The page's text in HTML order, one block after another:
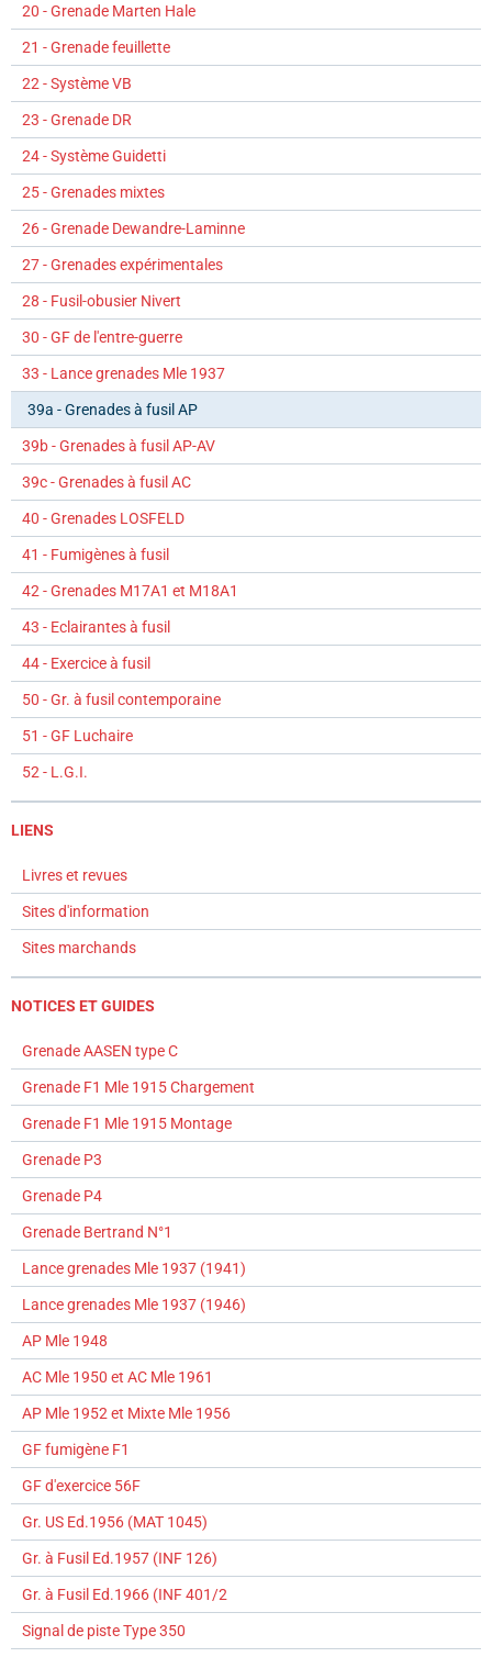
20 - Grenade Marten Hale
21 - Grenade feuillette
22 - Système VB
23 - Grenade DR
24 - Système Guidetti
25 - Grenades mixtes
26 - Grenade Dewandre-Laminne
27 - Grenades expérimentales
28 - Fusil-obusier Nivert
30 - GF de l'entre-guerre
33 - Lance grenades Mle 1937
39a - Grenades à fusil AP
39b - Grenades à fusil AP-AV
39c - Grenades à fusil AC
40 - Grenades LOSFELD
41 - Fumigènes à fusil
42 - Grenades M17A1 et M18A1
43 - Eclairantes à fusil
44 - Exercice à fusil
50 - Gr. à fusil contemporaine
51 - GF Luchaire
52 - L.G.I.
LIENS
Livres et revues
Sites d'information
Sites marchands
NOTICES ET GUIDES
Grenade AASEN type C
Grenade F1 Mle 1915 Chargement
Grenade F1 Mle 1915 Montage
Grenade P3
Grenade P4
Grenade Bertrand N°1
Lance grenades Mle 1937 (1941)
Lance grenades Mle 1937 (1946)
AP Mle 1948
AC Mle 1950 et AC Mle 1961
AP Mle 1952 et Mixte Mle 1956
GF fumigène F1
GF d'exercice 56F
Gr. US Ed.1956 (MAT 1045)
Gr. à Fusil Ed.1957 (INF 126)
Gr. à Fusil Ed.1966 (INF 401/2
Signal de piste Type 350